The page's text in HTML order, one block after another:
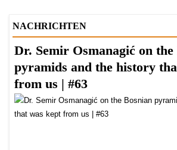
NACHRICHTEN
Dr. Semir Osmanagić on the
pyramids and the history
from us | #63